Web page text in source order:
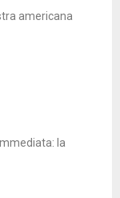
americana
la